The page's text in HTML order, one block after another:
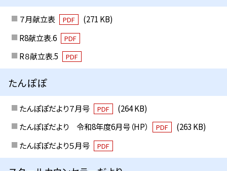
７月献立表 PDF
(271 KB)
R8献立表.6
PDF
R８献立表.5 PDF
たんぽぽ
たんぽぽだより７月号 PDF
(264 KB)
たんぽぽだより 令和8年度6月号（HP）
PDF
(263 KB)
たんぽぽだより５月号
PDF